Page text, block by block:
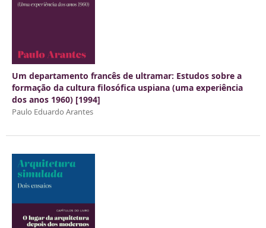
Um departamento francês de ultramar: Estudos sobre a
formação da cultura filosófica uspiana (uma experiência
dos anos 1960) [1994]
Paulo Eduardo Arantes